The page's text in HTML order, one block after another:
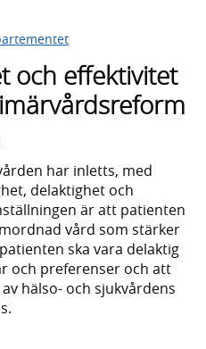
och effektivitet
har inletts, med
delaktighet och
är att patienten
vård som stärker
ska vara delaktig
och preferenser och att
hälso- och sjukvårdens